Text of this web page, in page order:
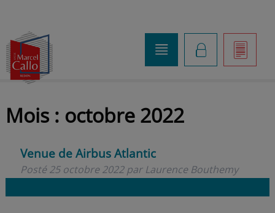
]
K
o
Mois : octobre 2022
Venue de Airbus Atlantic
Posté 25 octobre 2022 par Laurence Bouthemy